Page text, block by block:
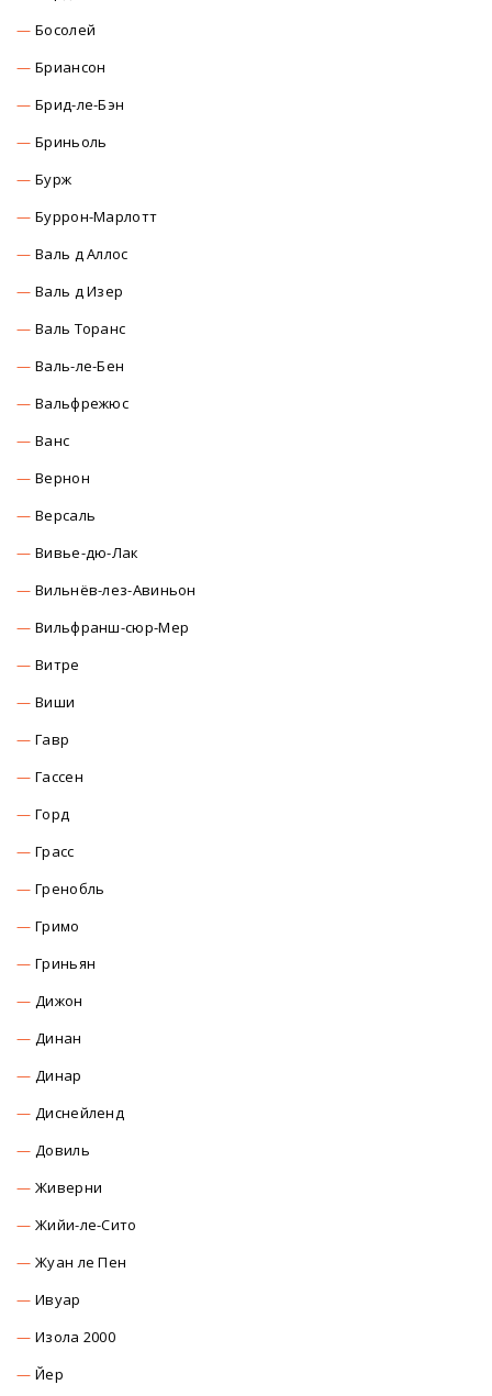
Босолей
Бриансон
Брид-ле-Бэн
Бриньоль
Бурж
Буррон-Марлотт
Валь д Аллос
Валь д Изер
Валь Торанс
Валь-ле-Бен
Вальфрежюс
Ванс
Вернон
Версаль
Вивье-дю-Лак
Вильнёв-лез-Авиньон
Вильфранш-сюр-Мер
Витре
Виши
Гавр
Гассен
Горд
Грасс
Гренобль
Гримо
Гриньян
Дижон
Динан
Динар
Диснейленд
Довиль
Живерни
Жийи-ле-Сито
Жуан ле Пен
Ивуар
Изола 2000
Йер